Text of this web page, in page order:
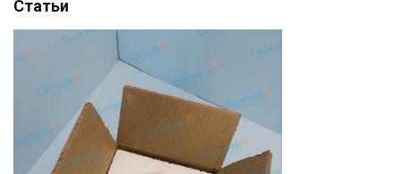
Статьи